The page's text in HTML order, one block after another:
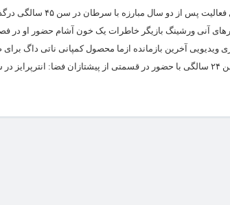
آنی ورشینگ بازیگر آمریکایی خاطرات یک خون آشام پس از ۲۱ سال فعالیت
کارهای آنی ورشینگ بازیگر خاطرات یک خون آشام حضور او در
و در بازی ویدیویی آخرین بازمانده ازما محصول کمپانی ناتی داگ